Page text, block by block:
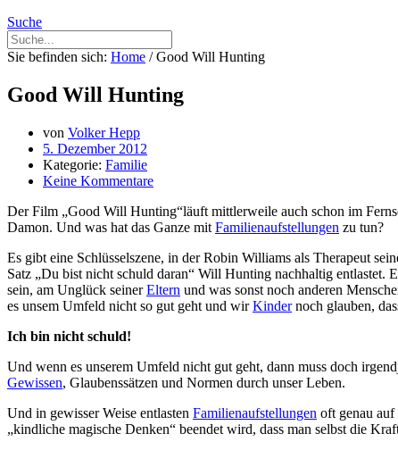
Suche
Sie befinden sich: Home / Good Will Hunting
Good Will Hunting
von Volker Hepp
5. Dezember 2012
Kategorie: Familie
Keine Kommentare
Der Film „Good Will Hunting“läuft mittlerweile auch schon im
Damon. Und was hat das Ganze mit Familienaufstellungen zu tun?
Es gibt eine Schlüsselszene, in der Robin Williams als Therapeut
Satz „Du bist nicht schuld daran“ Will Hunting nachhaltig entlastet.
sein, am Unglück seinerEltern und was sonst noch anderen
es unsem Umfeld nicht so gut geht und wirKindernoch glauben,
Ich bin nicht schuld!
Und wenn es unserem Umfeld nicht gut geht, dann muss doch
Gewissen, Glaubenssätzen und Normen durch unser Leben.
Und in gewisser Weise entlasten Familienaufstellungen oft genau
„kindliche magische Denken“ beendet wird, dass man selbst die